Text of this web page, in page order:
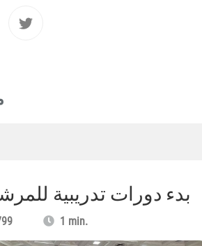
بدء دورات تدريبية
1 min.